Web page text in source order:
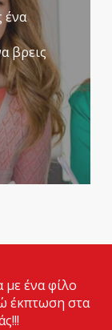
ένα
βρεις
ένα φίλο
έκπτωση στα